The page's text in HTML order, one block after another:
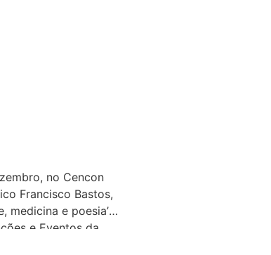
no Cencon
Francisco Bastos,
medicina e poesia’
e Eventos da
161, Centro,